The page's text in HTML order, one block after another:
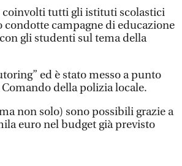
coinvolti tutti gli istituti scolastici
campagne di educazione
gli studenti sul tema della
ed è stato messo a punto
Comando della polizia locale.
non solo) sono possibili grazie a
euro nel budget già previsto